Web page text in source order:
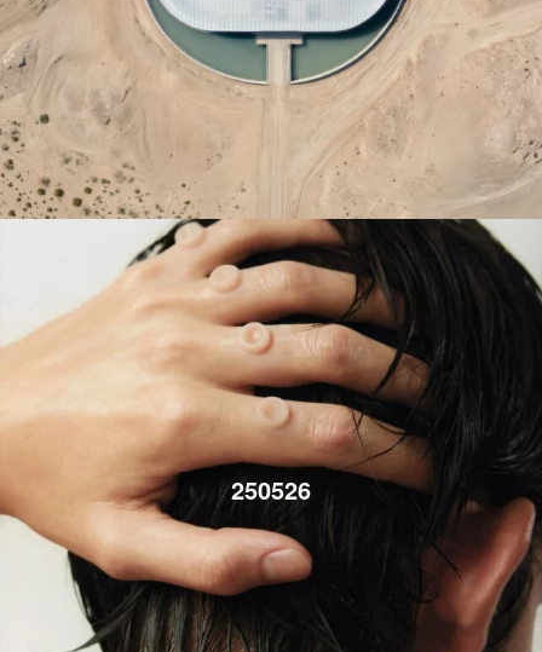
250526